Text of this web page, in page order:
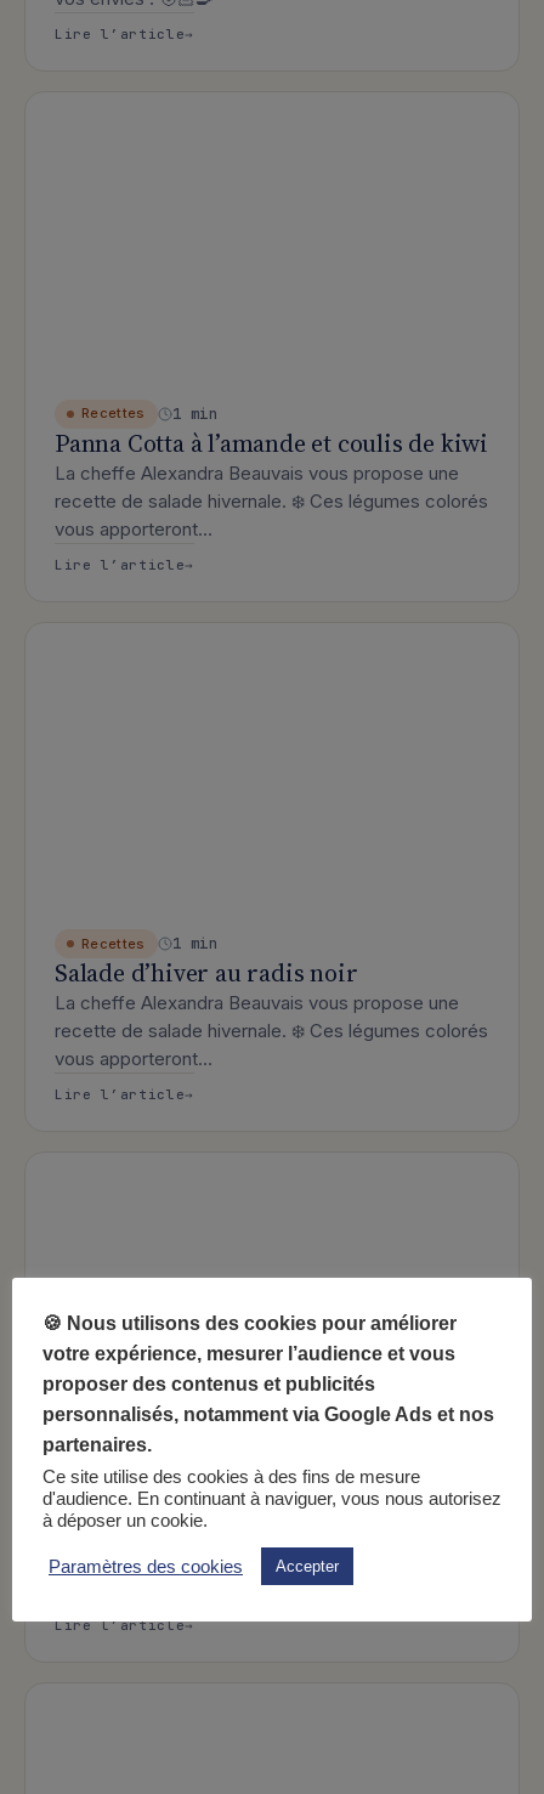
Lire l’article: Salade de pommes de terre
Recettes 1 min
Panna Cotta à l’amande et coulis de kiwi
La cheffe Alexandra Beauvais vous propose une
recette de salade hivernale. ❄️ Ces légumes colorés
vous apporteront…
Lire l’article: Panna Cotta à l’amande et coulis
Recettes 1 min
Salade d’hiver au radis noir
La cheffe Alexandra Beauvais vous propose une
recette de salade hivernale. ❄️ Ces légumes colorés
vous apporteront…
Lire l’article: Salade d’hiver au radis noir
Recettes 1 min
Salade de kaki
Cette salade automnale est riche en vitamines et
vous permettra de découvrir ou redécouvrir le goût
Lire l’article: Salade de kaki
🍪 Nous utilisons des cookies pour améliorer
votre expérience, mesurer l’audience et vous
proposer des contenus et publicités
personnalisés, notamment via Google Ads et nos
partenaires.
Ce site utilise des cookies à des fins de mesure
d'audience. En continuant à naviguer, vous nous autorisez
à déposer un cookie.
Paramètres des cookies Accepter